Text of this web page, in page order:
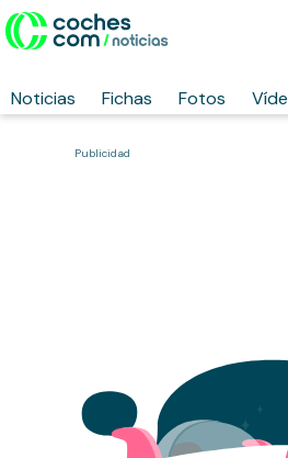
Noticias Fichas Fotos
Publicidad